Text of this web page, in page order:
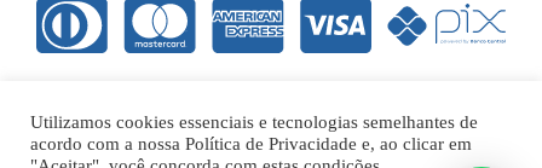
Direitos Reservados © 2012-2022 Laboratório de Análises Apolo
Utilizamos cookies essenciais e tecnologias semelhantes de
acordo com a nossa Política de Privacidade e, ao clicar em